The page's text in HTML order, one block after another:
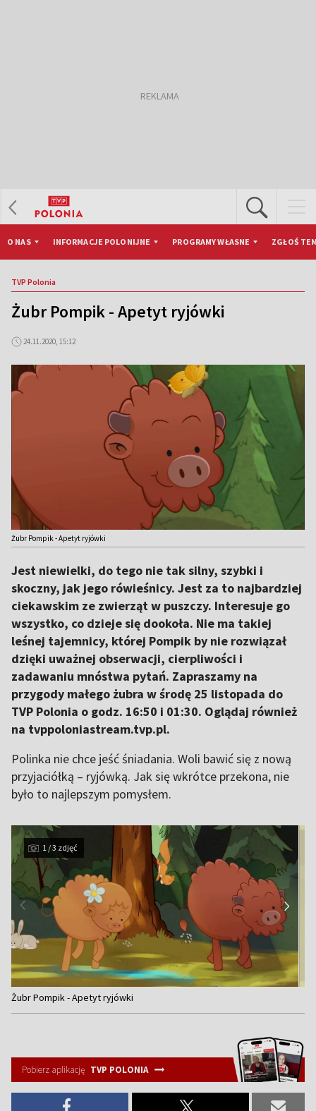
O NAS INFORMACJE POLONIJNE PROGRAMY WŁASNE ZGŁOŚ
TVP Polonia
Żubr Pompik - Apetyt ryjówki
24.11.2020, 15:12
Żubr Pompik - Apetyt ryjówki
Jest niewielki, do tego nie tak silny, szybki i
skoczny, jak jego rówieśnicy. Jest za to najbardziej
ciekawskim ze zwierząt w puszczy. Interesuje go
wszystko, co dzieje się dookoła. Nie ma takiej
leśnej tajemnicy, której Pompik by nie rozwiązał
dzięki uważnej obserwacji, cierpliwości i
zadawaniu mnóstwa pytań. Zapraszamy na
przygody małego żubra w środę 25 listopada do
TVP Polonia o godz. 16:50 i 01:30. Oglądaj również
na tvppoloniastream.tvp.pl.
Polinka nie chce jeść śniadania. Woli bawić się z nową
przyjaciółką – ryjówką. Jak się wkrótce przekona, nie
było to najlepszym pomysłem.
1 / 3 zdjęć
Item
1
Żubr Pompik - Apetyt ryjówki
Pobierz aplikację TVP POLONIA